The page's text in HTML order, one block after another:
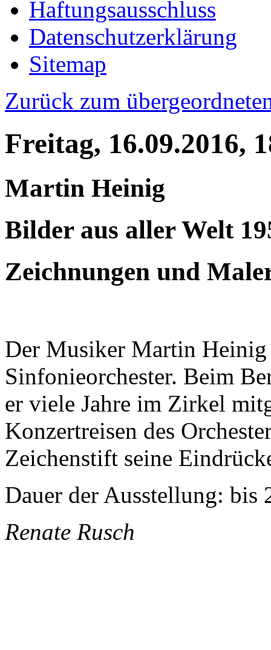
Haftungsausschluss
Datenschutzerklärung
Sitemap
Zurück zum
Freitag, 16.09.2016,
Martin Heinig
Bilder aus aller Welt
Zeichnungen und
Der Musiker Martin
Sinfonieorchester. Beim
er viele Jahre im Zirkel
Konzertreisen des
Zeichenstift seine
Dauer der Ausstellung: bis
Renate Rusch